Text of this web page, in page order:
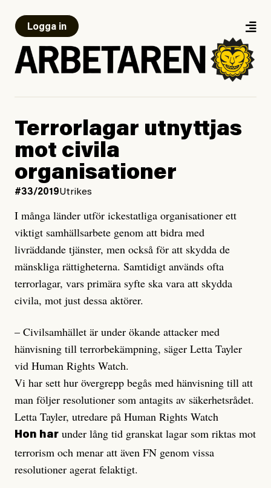
Logga in
Terrorlagar utnyttjas
mot civila
organisationer
#33/2019Utrikes
I många länder utför ickestatliga organisationer ett
viktigt samhällsarbete genom att bidra med
livräddande tjänster, men också för att skydda de
mänskliga rättigheterna. Samtidigt används ofta
terrorlagar, vars primära syfte ska vara att skydda
civila, mot just dessa aktörer.
– Civilsamhället är under ökande attacker med
hänvisning till terrorbekämpning, säger Letta Tayler
vid Human Rights Watch.
Vi har sett hur övergrepp begås med hänvisning till att
man följer resolutioner som antagits av säkerhetsrådet.
Letta Tayler, utredare på Human Rights Watch
Hon har under lång tid granskat lagar som riktas mot
terrorism och menar att även FN genom vissa
resolutioner agerat felaktigt.